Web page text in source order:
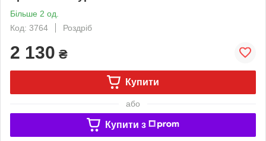
Більше 2 од.
Код: 3764
Роздріб
2 130 ₴
Купити
або
Купити з